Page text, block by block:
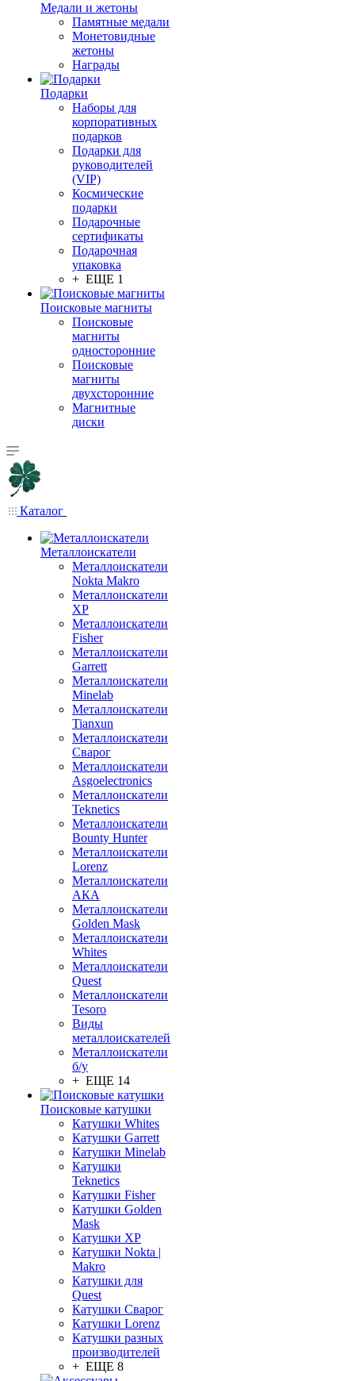
Медали и жетоны
Памятные медали
Монетовидные
жетоны
Награды
Подарки
Наборы для
корпоративных
подарков
Подарки для
руководителей
(VIP)
Космические
подарки
Подарочные
сертификаты
Подарочная
упаковка
+ ЕЩЕ 1
Поисковые магниты
Поисковые
магниты
односторонние
Поисковые
магниты
двухсторонние
Магнитные
диски
Каталог
Металлоискатели
Металлоискатели
Nokta Makro
Металлоискатели
XP
Металлоискатели
Fisher
Металлоискатели
Garrett
Металлоискатели
Minelab
Металлоискатели
Tianxun
Металлоискатели
Сварог
Металлоискатели
Asgoelectronics
Металлоискатели
Teknetics
Металлоискатели
Bounty Hunter
Металлоискатели
Lorenz
Металлоискатели
АКА
Металлоискатели
Golden Mask
Металлоискатели
Whites
Металлоискатели
Quest
Металлоискатели
Tesoro
Виды
металлоискателей
Металлоискатели
б/у
+ ЕЩЕ 14
Поисковые катушки
Катушки Whites
Катушки Garrett
Катушки Minelab
Катушки
Teknetics
Катушки Fisher
Катушки Golden
Mask
Катушки XP
Катушки Nokta |
Makro
Катушки для
Quest
Катушки Сварог
Катушки Lorenz
Катушки разных
производителей
+ ЕЩЕ 8